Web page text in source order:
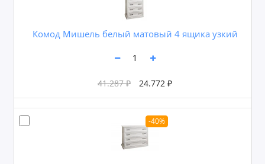
Комод Мишель белый матовый 4 ящика узкий
41.287 ₽ 24.772 ₽
-40%